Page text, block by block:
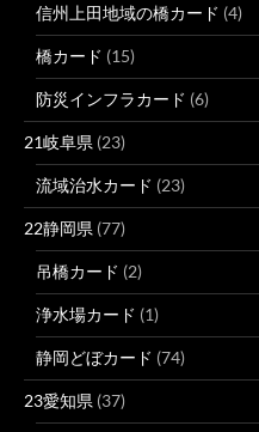
信州上田地域の橋カード (4)
橋カード (15)
防災インフラカード (6)
21岐阜県 (23)
流域治水カード (23)
22静岡県 (77)
吊橋カード (2)
浄水場カード (1)
静岡どぼカード (74)
23愛知県 (37)